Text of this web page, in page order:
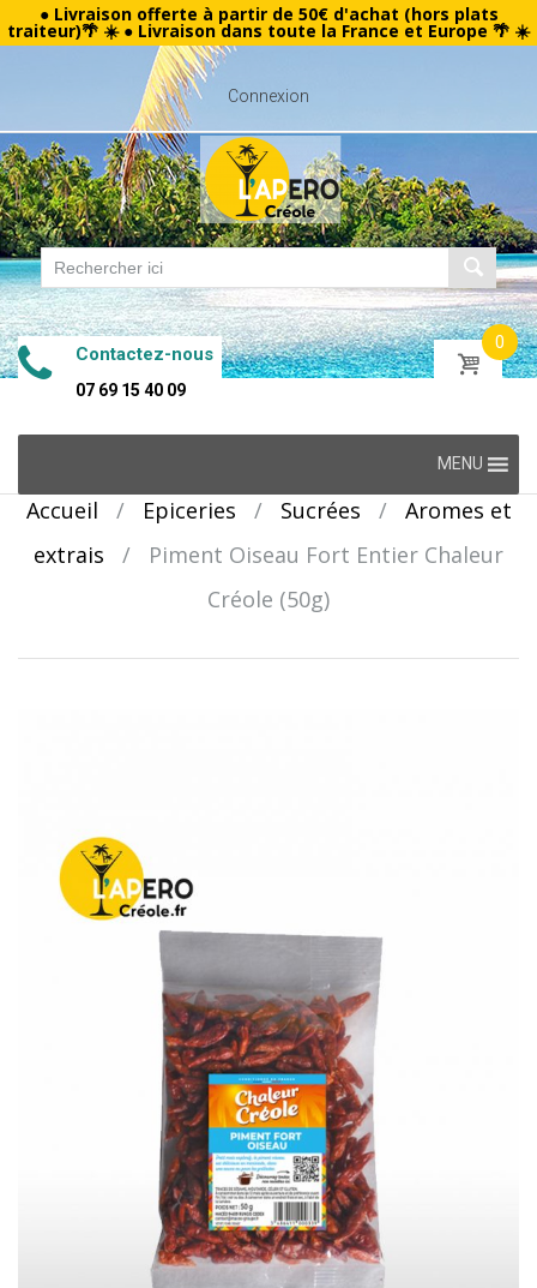
● Livraison offerte à partir de 50€ d'achat (hors plats
traiteur)🌴 ☀️ ● Livraison dans toute la France et Europe 🌴 ☀️
Connexion
Contactez-nous
07 69 15 40 09
0
content
MENU
Accueil / Epiceries / Sucrées /
Aromes et
extrais
/
Piment Oiseau Fort Entier Chaleur
Créole (50g)